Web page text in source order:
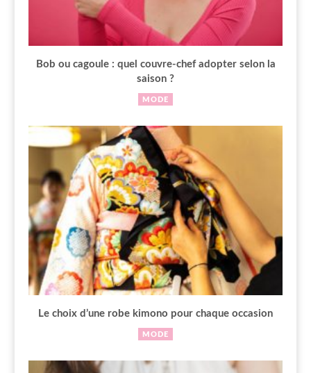
Bob ou cagoule : quel couvre-chef adopter selon la
saison ?
MODE
Le choix d’une robe kimono pour chaque occasion
MODE